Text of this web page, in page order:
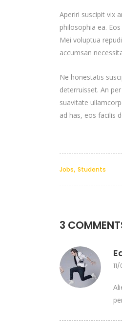
Aperiri suscipit vix
philosophia ea.
Mei voluptua
accumsan
Ne honestatis
deterruisset. An
suavitate
ad has, eos facilis
Jobs, Students
3